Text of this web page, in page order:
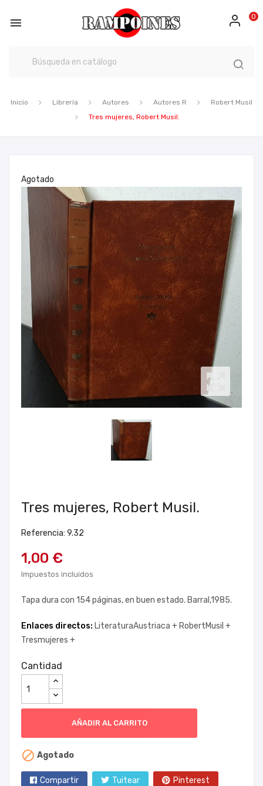
 0
Inicio Librería Autores Autores R
Robert Musil
Tres mujeres, Robert Musil.
Agotado
Tres mujeres, Robert Musil.
Referencia: 9.32
1,00 €
Impuestos incluidos
Tapa dura con 154 páginas, en buen estado. Barral,1985.
Enlaces directos: LiteraturaAustriaca + RobertMusil +
Tresmujeres +
Cantidad
AÑADIR AL CARRITO
 Agotado
Compartir Tuitear Pinterest